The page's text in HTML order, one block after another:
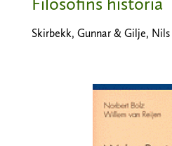
Skirbekk, Gunnar & Gilje, Nils